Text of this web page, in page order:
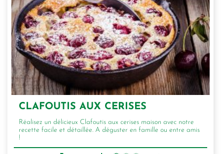
CLAFOUTIS AUX CERISES
Réalisez un délicieux Clafoutis aux cerises maison avec notre
recette facile et détaillée. A déguster en famille ou entre amis
!